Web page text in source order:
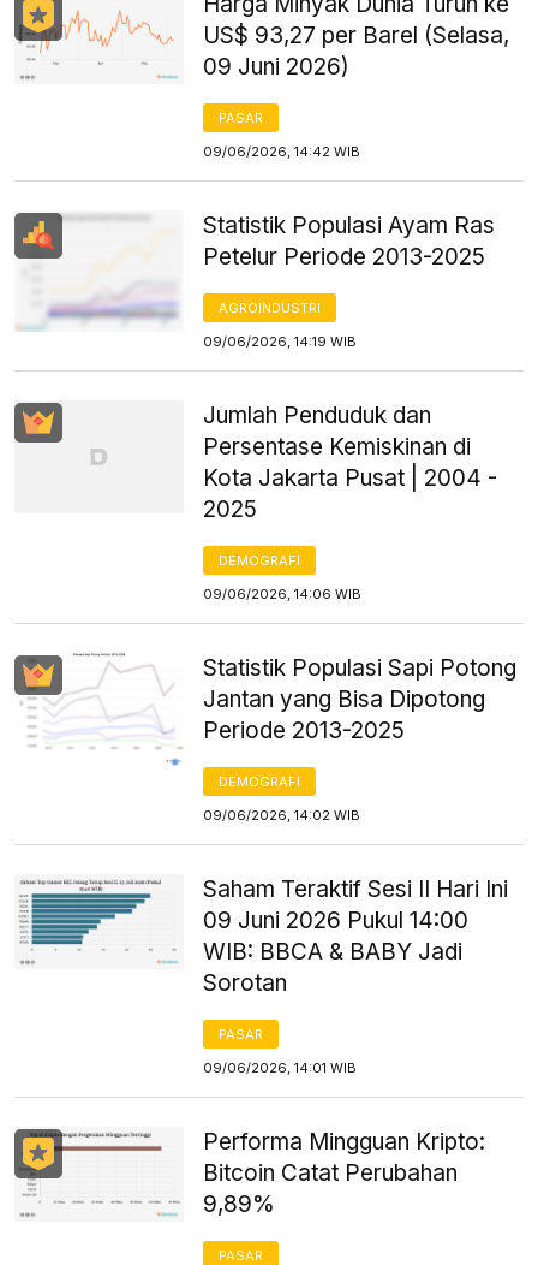
US$ 93,27 per Barel (Selasa,
09 Juni 2026)
PASAR
09/06/2026, 14:42 WIB
Statistik Populasi Ayam Ras
Petelur Periode 2013-2025
AGROINDUSTRI
09/06/2026, 14:19 WIB
Jumlah Penduduk dan
Persentase Kemiskinan di
Kota Jakarta Pusat | 2004 -
2025
DEMOGRAFI
09/06/2026, 14:06 WIB
Statistik Populasi Sapi Potong
Jantan yang Bisa Dipotong
Periode 2013-2025
DEMOGRAFI
09/06/2026, 14:02 WIB
Saham Teraktif Sesi II Hari Ini
09 Juni 2026 Pukul 14:00
WIB: BBCA & BABY Jadi
Sorotan
PASAR
09/06/2026, 14:01 WIB
Performa Mingguan Kripto:
Bitcoin Catat Perubahan
9,89%
PASAR